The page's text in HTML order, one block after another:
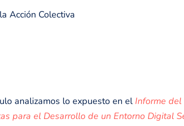
Acción Colectiva
analizamos lo expuesto en el Informe del
para el Desarrollo de un Entorno Digital